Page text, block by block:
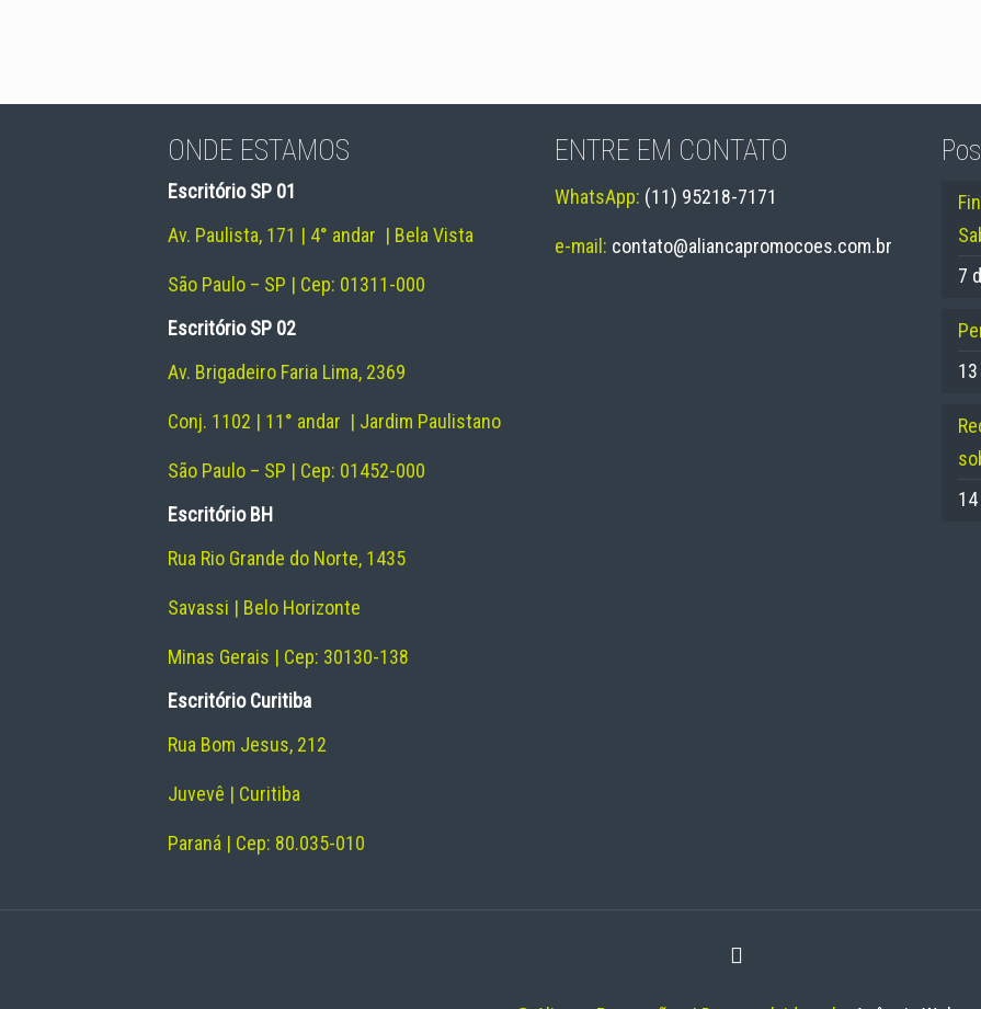
ONDE ESTAMOS
Escritório SP 01
Av. Paulista, 171 | 4° andar | Bela Vista
São Paulo – SP | Cep: 01311-000
Escritório SP 02
Av. Brigadeiro Faria Lima, 2369
Conj. 1102 | 11° andar | Jardim Paulistano
São Paulo – SP | Cep: 01452-000
Escritório BH
Rua Rio Grande do Norte, 1435
Savassi | Belo Horizonte
Minas Gerais | Cep: 30130-138
Escritório Curitiba
Rua Bom Jesus, 212
Juvevê | Curitiba
Paraná | Cep: 80.035-010
ENTRE EM CONTATO
WhatsApp: (11) 95218-7171
e-mail: contato@aliancapromocoes.com.br
7